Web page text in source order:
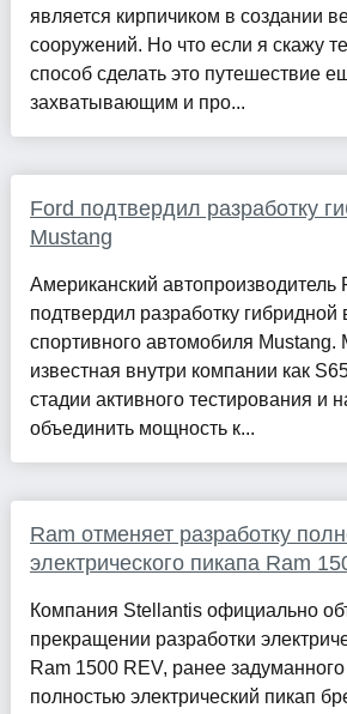
является кирпичиком в создании
сооружений. Но что если я скажу
способ сделать это путешествие
захватывающим и про...
Ford подтвердил разработку
Mustang
Американский
подтвердил разработку гибридной
спортивного автомобиля Mustang.
известная внутри компании как
стадии активного тестирования и
объединить мощность к...
Ram отменяет разработку
электрического пикапа Ram
Компания Stellantis официально
прекращении разработки
Ram 1500 REV, ранее
полностью электрический пикап